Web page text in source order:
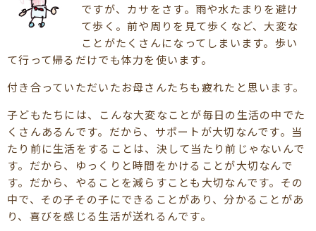
ですが、カサをさす。雨や水たまりを避け
て歩く。前や周りを見て歩くなど、大変な
ことがたくさんになってしまいます。歩い
て行って帰るだけでも体力を使います。
付き合っていただいたお母さんたちも疲れたと思います。
子どもたちには、こんな大変なことが毎日の生活の中でた
くさんあるんです。だから、サポートが大切なんです。当
たり前に生活をすることは、決して当たり前じゃないんで
す。だから、ゆっくりと時間をかけることが大切なんで
す。だから、やることを減らすことも大切なんです。その
中で、その子その子にできることがあり、分かることがあ
り、喜びを感じる生活が送れるんです。